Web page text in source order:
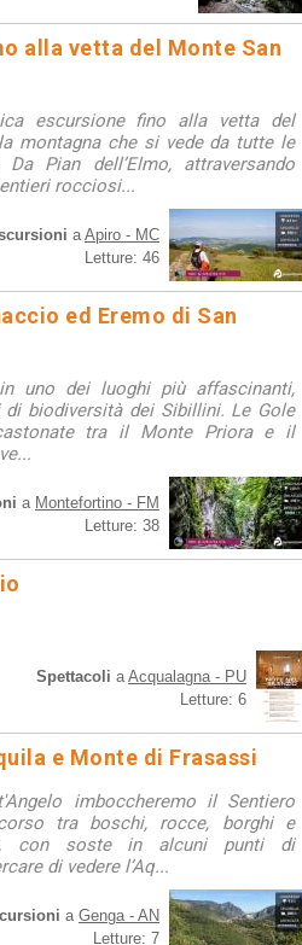
alla vetta del Monte San
escursione fino alla vetta del
montagna che si vede da tutte le
Pian dell’Elmo, attraversando
rocciosi...
aApiro - MC
Letture: 46
ed Eremo di San
uno dei luoghi più affascinanti,
biodiversità dei Sibillini. Le Gole
tra il Monte Priora e il
a Montefortino - FM
Letture: 38
Spettacoli aAcqualagna - PU
Letture: 6
e Monte di Frasassi
imboccheremo il Sentiero
tra boschi, rocce, borghi e
con soste in alcuni punti di
di vedere l’Aq...
a Genga - AN
Letture: 7